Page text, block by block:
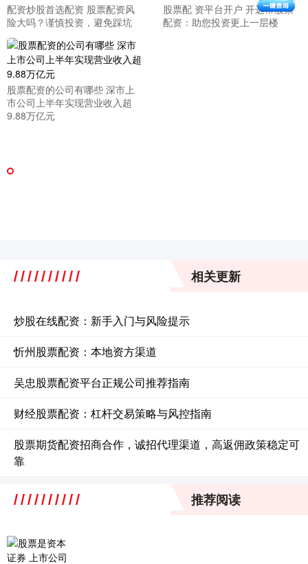
配资炒股首选配资 股票配资风
险大吗？谨慎投资，避免踩坑
股票配 资平台开户 开远市股票
配资：助您投资更上一层楼
股票配资的公司有哪些 深市上
市公司上半年实现营业收入超
9.88万亿元
相关更新
炒股在线配资：新手入门与风险提示
忻州股票配资：本地资方渠道
吴忠股票配资平台正规公司推荐指南
财经股票配资：杠杆交易策略与风控指南
股票期货配资招商合作，诚招代理渠道，高返佣政策稳定可
靠
推荐阅读